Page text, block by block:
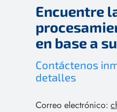
Encuentre
en base a
Contáctenos
detalles
Correo electrónico: